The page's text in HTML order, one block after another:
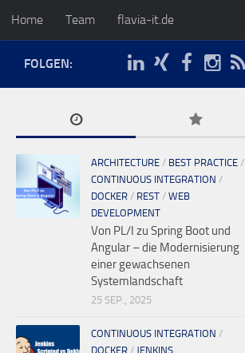
Home Team flavia-it.de
FOLGEN:
ARCHITECTURE / BEST PRACTICE /
CONTINUOUS INTEGRATION /
DOCKER / REST / WEB
DEVELOPMENT
Von PL/I zu Spring Boot und
Angular – die Modernisierung
einer gewachsenen
Systemlandschaft
25 SEP., 2025
CONTINUOUS INTEGRATION /
DOCKER / JENKINS